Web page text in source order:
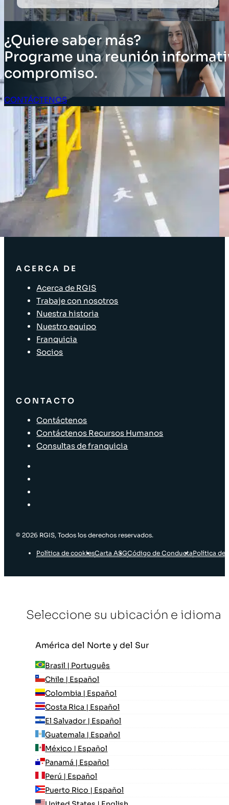
¿Quiere saber más?
Programe una reunión
compromiso.
CONTÁCTENOS
Acceso Clientes
SOLUCIONES
Soluciones de inventario
Soluciones empresariales
Soluciones para la cadena de suministro
Etiquetado de activos
Soluciones para el sector minorista
ACERCA DE
Acerca de RGIS
Trabaje con nosotros
Nuestra historia
Nuestro equipo
Franquicia
Socios
CONTACTO
Contáctenos
Contáctenos Recursos Humanos
Consultas de franquicia
© 2026 RGIS, Todos los derechos reservados.
Política de cookiesCarta ASGCódigo de ConductaPolítica de
Seleccione su ubicación e idioma
América del Norte y del Sur
Brasil | Português
Chile | Español
Colombia | Español
Costa Rica | Español
El Salvador | Español
Guatemala | Español
México | Español
Panamá | Español
Perú | Español
Puerto Rico | Español